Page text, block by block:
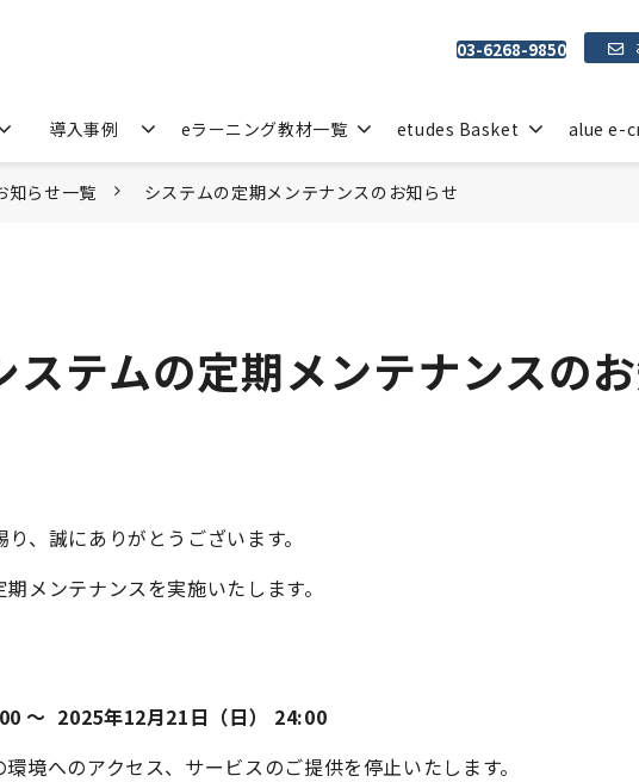
03-6268-9850
導入事例 eラーニング教材一覧 etudes Basket alue e-
知らせ一覧 システムの定期メンテナンスのお知らせ
ステムの定期メンテナンスの
、誠にありがとうございます。
メンテナンスを実施いたします。
～ 2025年12月21日（日） 24:00
境へのアクセス、サービスのご提供を停止いたします。